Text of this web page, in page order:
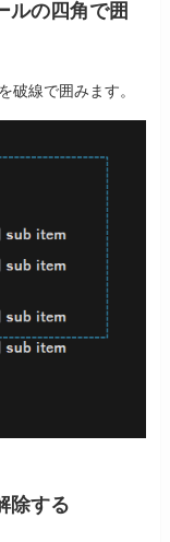
ルの四角で囲
破線で囲みます。
除する